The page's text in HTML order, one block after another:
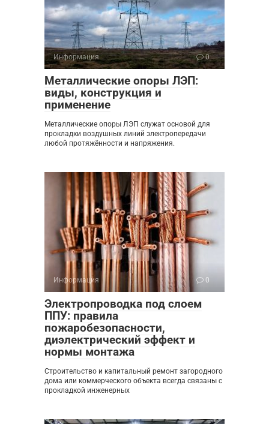
Информация 0
Металлические опоры ЛЭП:
виды, конструкция и
применение
Металлические опоры ЛЭП служат основой для
прокладки воздушных линий электропередачи
любой протяжённости и напряжения.
Информация 0
Электропроводка под слоем
ППУ: правила
пожаробезопасности,
диэлектрический эффект и
нормы монтажа
Строительство и капитальный ремонт загородного
дома или коммерческого объекта всегда связаны с
прокладкой инженерных